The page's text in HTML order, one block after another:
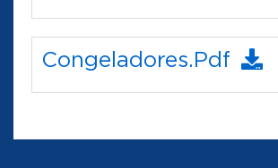
Congeladores.pdf